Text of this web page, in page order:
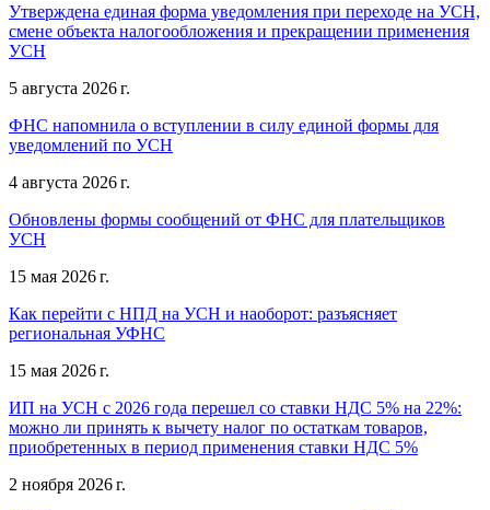
Утверждена единая форма уведомления при переходе на УСН,
смене объекта налогообложения и прекращении применения
УСН
5 августа 2026 г.
ФНС напомнила о вступлении в силу единой формы для
уведомлений по УСН
4 августа 2026 г.
Обновлены формы сообщений от ФНС для плательщиков
УСН
15 мая 2026 г.
Как перейти с НПД на УСН и наоборот: разъясняет
региональная УФНС
15 мая 2026 г.
ИП на УСН с 2026 года перешел со ставки НДС 5% на 22%:
можно ли принять к вычету налог по остаткам товаров,
приобретенных в период применения ставки НДС 5%
2 ноября 2026 г.